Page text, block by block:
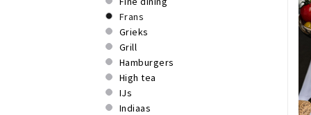
Frans
Grieks
Grill
Hamburgers
High tea
IJs
Indiaas